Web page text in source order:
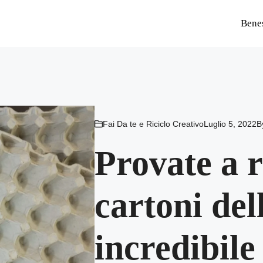
Fai Da te e Riciclo CreativoLuglio 5, 2022
Provate a
cartoni
incredibile